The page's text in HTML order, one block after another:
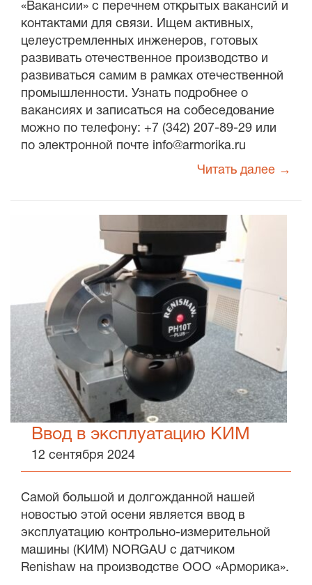
«Вакансии» с перечнем открытых вакансий и
контактами для связи. Ищем активных,
целеустремленных инженеров, готовых
развивать отечественное производство и
развиваться самим в рамках отечественной
промышленности. Узнать подробнее о
вакансиях и записаться на собеседование
можно по телефону: +7 (342) 207-89-29 или
по электронной почте info@armorika.ru
Читать далее →
Ввод в эксплуатацию КИМ
12 сентября 2024
Самой большой и долгожданной нашей
новостью этой осени является ввод в
эксплуатацию контрольно-измерительной
машины (КИМ) NORGAU с датчиком
Renishaw на производстве ООО «Арморика».